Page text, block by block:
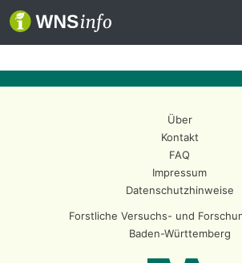
Über
Kontakt
FAQ
Impressum
Datenschutzhinweise
Forstliche Versuchs- und
Baden-Württemberg